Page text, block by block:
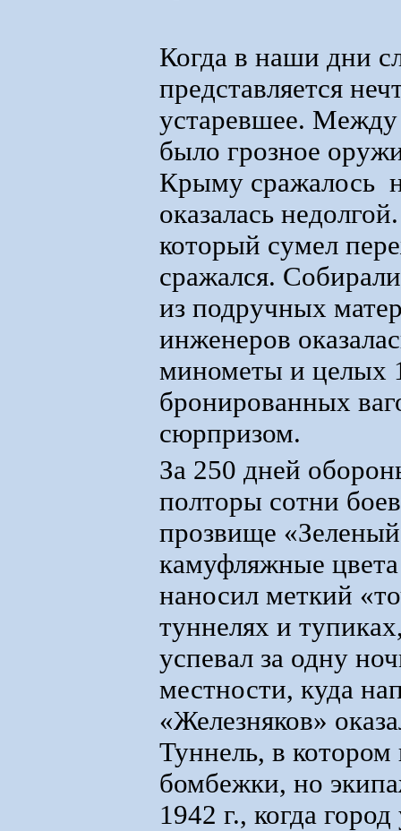
Когда в наши дни
представляется
устаревшее.
было грозное
Крыму сражалось
оказалась
который сумел
сражался.
из подручных
инженеров
минометы и целых
бронированных
сюрпризом.
За 250 дней
полторы сотни
прозвище
камуфляжные цвета
наносил меткий
туннелях и
успевал за одну
местности, куда
«Железняков»
Туннель, в котором
бомбежки, но
1942 г., когда